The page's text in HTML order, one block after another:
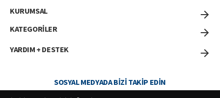
KURUMSAL
KATEGORİLER
YARDIM + DESTEK
SOSYAL MEDYADA BIZI TAKIP EDIN